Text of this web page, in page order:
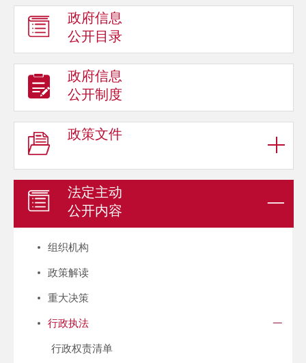
政府信息
公开目录
政府信息
公开制度
政策文件
法定主动
公开内容
组织机构
政策解读
重大决策
行政执法
行政权责清单